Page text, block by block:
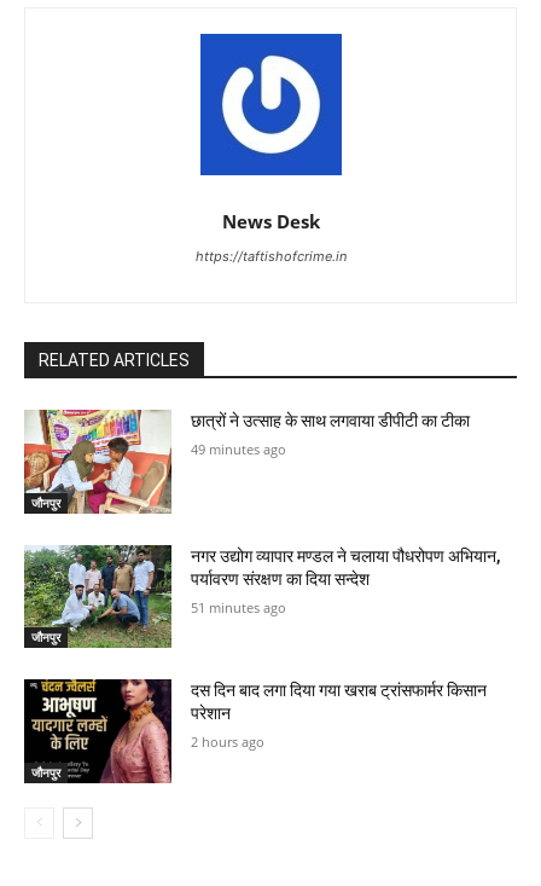
News Desk
https://taftishofcrime.in
RELATED ARTICLES
जौनपुर
छात्रों ने उत्साह के साथ लगवाया डीपीटी का टीका
49 minutes ago
जौनपुर
नगर उद्योग व्यापार मण्डल ने चलाया पौधरोपण अभियान,
पर्यावरण संरक्षण का दिया सन्देश
51 minutes ago
जौनपुर
दस दिन बाद लगा दिया गया खराब ट्रांसफार्मर किसान
परेशान
2 hours ago